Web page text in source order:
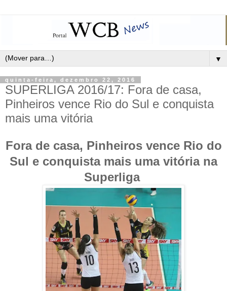
▼
quinta-feira, dezembro 22, 2016
SUPERLIGA 2016/17: Fora de casa,
Pinheiros vence Rio do Sul e conquista
mais uma vitória
Fora de casa, Pinheiros vence Rio do
Sul e conquista mais uma vitória na
Superliga